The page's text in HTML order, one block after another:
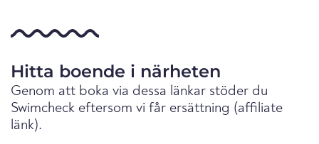
Hitta boende i närheten
Genom att boka via dessa länkar stöder du
Swimcheck eftersom vi får ersättning (affiliate
länk).